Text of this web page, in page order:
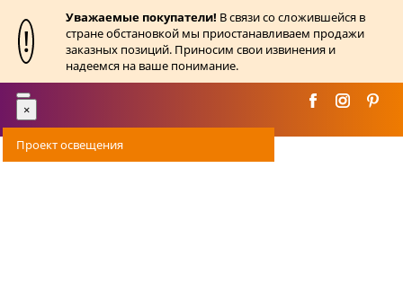
!
Уважаемые покупатели! В связи со сложившейся в
стране обстановкой мы приостанавливаем продажи
заказных позиций. Приносим свои извинения и
надеемся на ваше понимание.
Toggle
navigation
×
Проект освещения